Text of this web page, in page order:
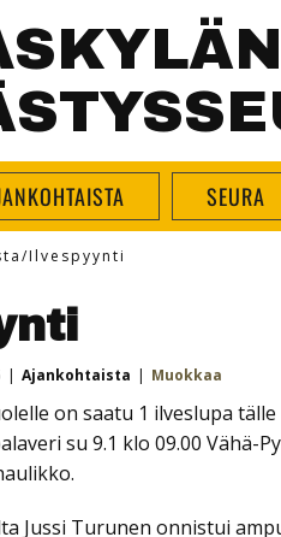
SEURA
/Ilvespyynti
Ajankohtaista Muokkaa
on saatu 1 ilveslupa
su 9.1 klo 09.00 Vähä-
Jussi Turunen onnistui